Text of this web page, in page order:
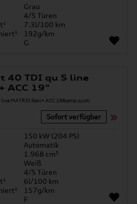
Grau
4/5 Türen
7.3l/100 km
192g/km
G
40 TDI qu S line
ACC 19"
Sofort verfügbar
150 kW (204 PS)
Automatik
1.968 cm³
Weiß
4/5 Türen
6l/100 km
157g/km
F